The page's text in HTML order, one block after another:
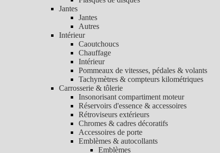
Jantes
Jantes
Autres
Intérieur
Caoutchoucs
Chauffage
Intérieur
Pommeaux de vitesses, pédales & volants
Tachymètres & compteurs kilométriques
Carrosserie & tôlerie
Insonorisant compartiment moteur
Réservoirs d'essence & accessoires
Rétroviseurs extérieurs
Chromes & cadres décoratifs
Accessoires de porte
Emblèmes & autocollants
Emblèmes